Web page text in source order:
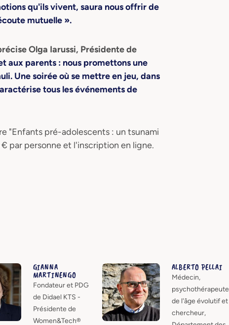
qu'ils vivent, saura nous offrir de
mutuelle ».
Olga Iarussi, Présidente de
aux parents : nous promettons une
Une soirée où se mettre en jeu, dans
tous les événements de
"Enfants pré-adolescents : un tsunami
par personne et l'inscription en ligne.
GIANNA
MARTINENGO
Fondateur et PDG
de Didael KTS -
Présidente de
Women&Tech®
ALBERTO PELLAI
Médecin,
psychothérapeute
de l'âge évolutif et
chercheur,